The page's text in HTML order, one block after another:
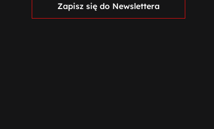
Zapisz się do Newslettera